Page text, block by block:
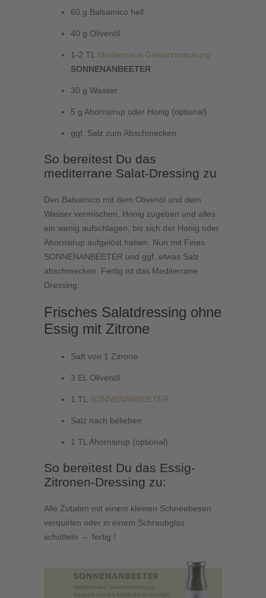
60 g Balsamico hell
40 g Olivenöl
1-2 TL Mediterrane Gewürzmischung
SONNENANBEETER
30 g Wasser
5 g Ahornsirup oder Honig (optional)
ggf. Salz zum Abschmecken
So bereitest Du das
mediterrane Salat-Dressing zu
Den Balsamico mit dem Olivenöl und dem
Wasser vermischen, Honig zugeben und alles
ein wenig aufschlagen, bis sich der Honig oder
Ahornsirup aufgelöst haben. Nun mit Fines
SONNENANBEETER und ggf. etwas Salz
abschmecken. Fertig ist das Mediterrane
Dressing.
Frisches Salatdressing ohne
Essig mit Zitrone
Saft von 1 Zitrone
3 EL Olivenöl
1 TL SONNENANBEETER
Salz nach belieben
1 TL Ahornsirup (optional)
So bereitest Du das Essig-
Zitronen-Dressing zu:
Alle Zutaten mit einem kleinen Schneebesen
verquirlen oder in einem Schraubglas
schütteln – fertig !